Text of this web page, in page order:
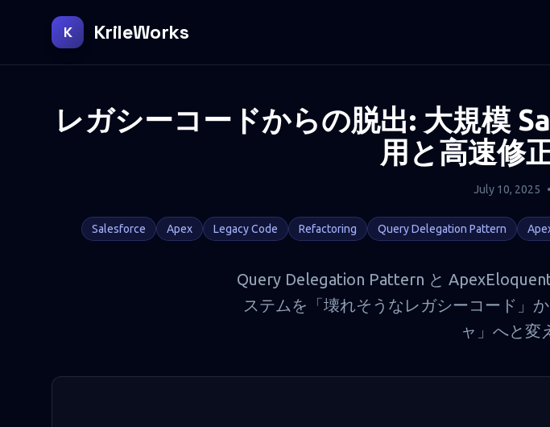
K KrileWorks
レガシーコードからの脱出: 大規模
用と高速修
July 10, 2025 •
Salesforce Apex Legacy Code Refactoring Query Delegation Pattern
Query Delegation Pattern と
ステムを「壊れそうなレガシーコード」
ャ」へと変